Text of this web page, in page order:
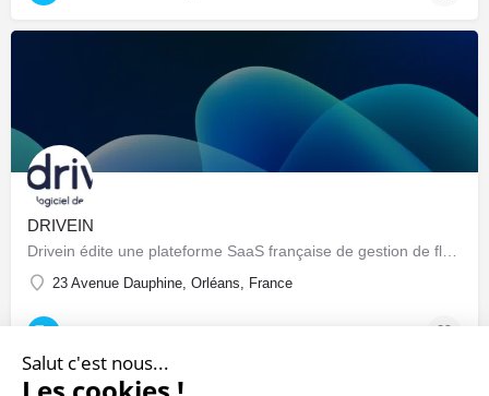
DRIVEIN
23 Avenue Dauphine, Orléans, France
Salut c'est nous...